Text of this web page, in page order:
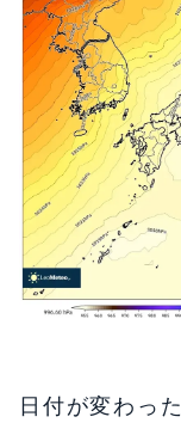
日付が変わっ